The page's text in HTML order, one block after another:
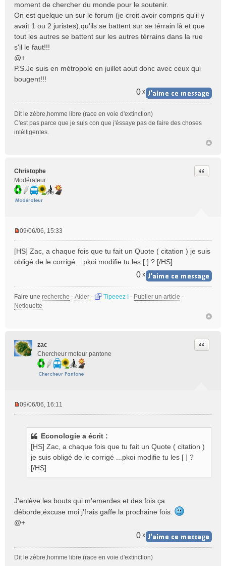
moment de chercher du monde pour le soutenir.
On est quelque un sur le forum (je croit avoir compris qu'il y
avait 1 ou 2 juristes),qu'ils se battent sur se térrain là et que
tout les autres se battent sur les autres térrains dans la rue
s'il le faut!!!
@+
P.S.Je suis en métropole en juillet aout donc avec ceux qui
bougent!!!
0 x
Dit le zèbre,homme libre (race en voie d'extinction)
C'est pas parce que je suis con que j'éssaye pas de faire des choses
intélligentes.
Christophe
Modérateur
Citer
s
s
o
09/06/06, 15:33
[HS] Zac, a chaque fois que tu fait un Quote ( citation ) je suis
obligé de le corrigé ...pkoi modifie tu les [ ] ? [/HS]
0 x
Faire une recherche - Aider - Tipeeez ! - Publier un article -
Netiquette
zac
Chercheur moteur pantone
Citer
l
u
09/06/06, 16:11
Econologie a écrit :
[HS] Zac, a chaque fois que tu fait un Quote ( citation )
je suis obligé de le corrigé ...pkoi modifie tu les [ ] ?
[/HS]
J'enlève les bouts qui m'emerdes et des fois ça
déborde;éxcuse moi j'frais gaffe la prochaine fois.
@+
0 x
Dit le zèbre,homme libre (race en voie d'extinction)